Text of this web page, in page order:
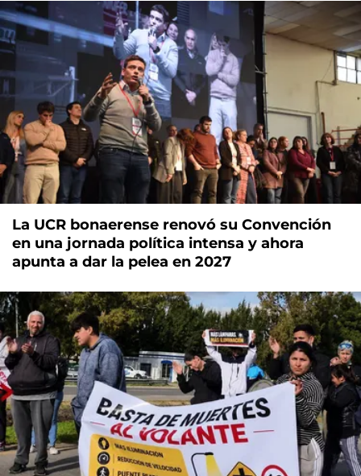
La UCR bonaerense renovó su Convención
en una jornada política intensa y ahora
apunta a dar la pelea en 2027